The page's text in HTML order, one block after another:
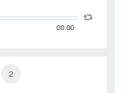
00:00
2